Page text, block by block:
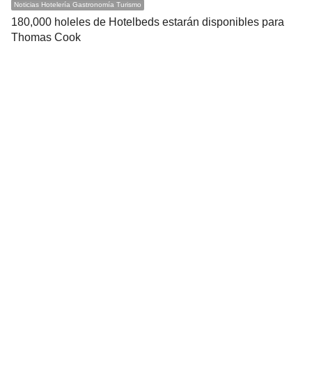
Noticias Hotelería Gastronomía Turismo
180,000 holeles de Hotelbeds estarán disponibles para
Thomas Cook